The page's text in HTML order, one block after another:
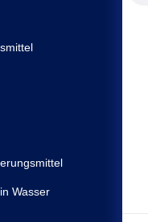
Wasser